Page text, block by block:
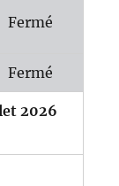
Fermé
Fermé
2026